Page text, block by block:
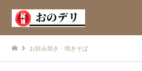
お好み焼き・焼きそば